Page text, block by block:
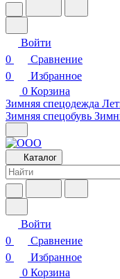
Войти
0
Сравнение
0
Избранное
0 Корзина
Зимняя спецодежда
Зимняя спецобувь
Каталог
Войти
0
Сравнение
0
Избранное
0 Корзина